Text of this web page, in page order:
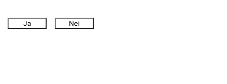
Ja Nei